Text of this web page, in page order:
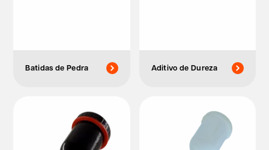
Batidas de Pedra Aditivo de Dureza